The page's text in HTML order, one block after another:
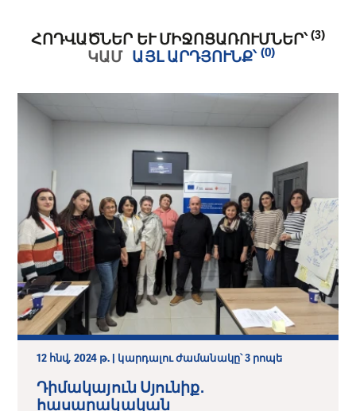
ՀՈԴՎԱԾՆԵՐ ԵՒ ՄԻՋՈՑԱՌՈՒՄՆԵՐ՝ (3)
ԿԱՄ ԱՅԼ ԱՐԴՅՈՒՆՔ՝ (0)
12 հնվ, 2024 թ. | կարդալու ժամանակը՝ 3 րոպե
Դիմակայուն Սյունիք․
հասարակական